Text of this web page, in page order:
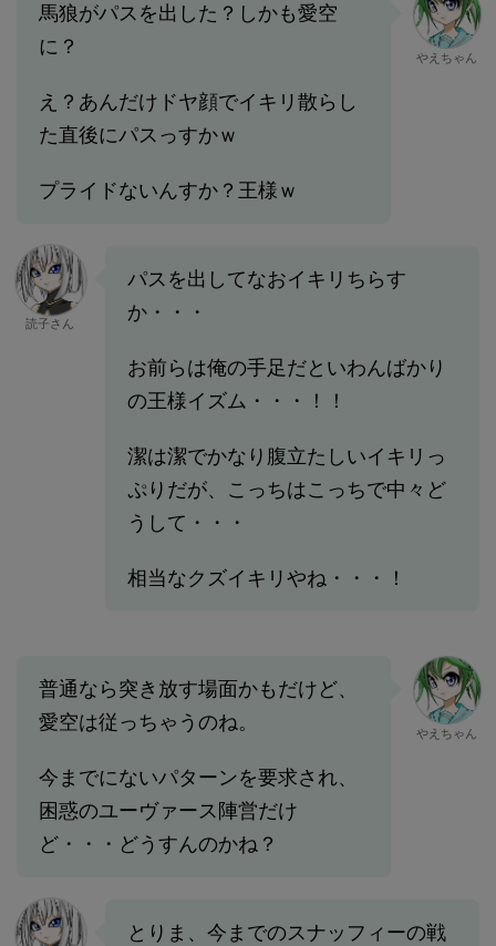
馬狼がパスを出した？しかも愛空
に？
え？あんだけドヤ顔でイキリ散らし
た直後にパスっすかｗ
プライドないんすか？王様ｗ
やえちゃん
読子さん
パスを出してなおイキリちらす
か・・・
お前らは俺の手足だといわんばかり
の王様イズム・・・！！
潔は潔でかなり腹立たしいイキリっ
ぷりだが、こっちはこっちで中々ど
うして・・・
相当なクズイキリやね・・・！
普通なら突き放す場面かもだけど、
愛空は従っちゃうのね。
今までにないパターンを要求され、
困惑のユーヴァース陣営だけ
ど・・・どうすんのかね？
やえちゃん
とりま、今までのスナッフィーの戦